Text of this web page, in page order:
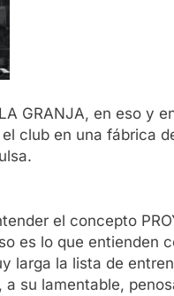
GRANJA, en eso y
club en una fábrica
el concepto
es lo que entienden
larga la lista de
su lamentable,